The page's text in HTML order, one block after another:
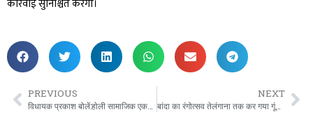
कार्रवाई सुनिश्चित करेंगी।
PREVIOUS
विधायक प्रकाश बोलें:होली सामाजिक एकता और प्रेम का उत्सव।
NEXT
बांदा का रंगोत्सव तेलंगाना तक कर गया गूंज: विधायक प्रकाश ने सबके साथ बरसाए रंग